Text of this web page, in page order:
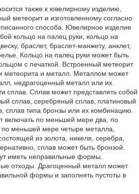
также к ювелирному изделию,
метеорит и изготовленному согласно
способа. Ювелирное изделие
кольцо на палец руки, кольцо на
браслет, браслет-манжету, анклет,
Кольцо на палец руки может быть
с печаткой. Встроенный метеорит
метеорита и металл. Металлом может
недрагоценный металл или их
сплав. Сплав может представлять собой
сплав, серебряный сплав, платиновый
сплав типа бронзы или их комбинацию.
включать по меньшей мере два, по
меньшей мере четыре металла,
из золота, никеля, серебра,
сплав может быть бронзой.
иметь неправильные формы.
отходы. Драгоценный металл может
формы и заполнять пустоты в